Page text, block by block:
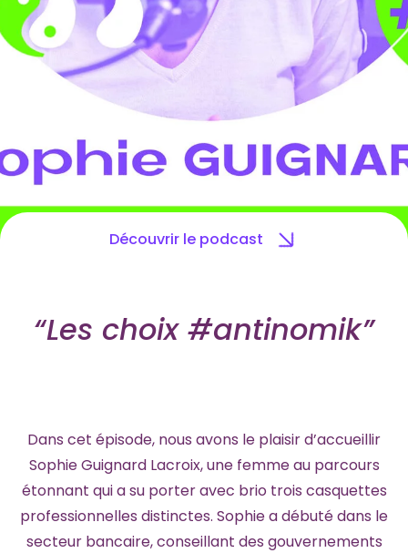
Découvrir le podcast
“Les choix #antinomik”
Dans cet épisode, nous avons le plaisir d’accueillir
Sophie Guignard Lacroix, une femme au parcours
étonnant qui a su porter avec brio trois casquettes
professionnelles distinctes. Sophie a débuté dans le
secteur bancaire, conseillant des gouvernements